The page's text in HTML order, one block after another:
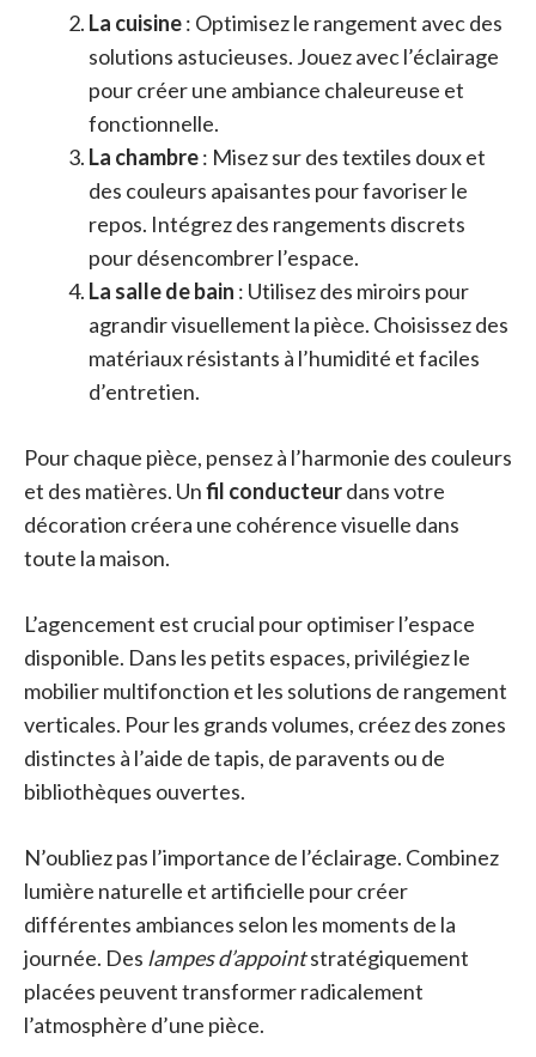
La cuisine: Optimisez le rangement avec des
solutions astucieuses. Jouez avec l’éclairage
pour créer une ambiance chaleureuse et
fonctionnelle.
La chambre: Misez sur des textiles doux et
des couleurs apaisantes pour favoriser le
repos. Intégrez des rangements discrets
pour désencombrer l’espace.
La salle de bain : Utilisez des miroirs pour
agrandir visuellement la pièce. Choisissez des
matériaux résistants à l’humidité et faciles
d’entretien.
Pour chaque pièce, pensez à l’harmonie des couleurs
et des matières. Unfil conducteurdans votre
décoration créera une cohérence visuelle dans
toute la maison.
L’agencement est crucial pour optimiser l’espace
disponible. Dans les petits espaces, privilégiez le
mobilier multifonction et les solutions de rangement
verticales. Pour les grands volumes, créez des zones
distinctes à l’aide de tapis, de paravents ou de
bibliothèques ouvertes.
N’oubliez pas l’importance de l’éclairage. Combinez
lumière naturelle et artificielle pour créer
différentes ambiances selon les moments de la
journée. Des lampes d’appointstratégiquement
placées peuvent transformer radicalement
l’atmosphère d’une pièce.